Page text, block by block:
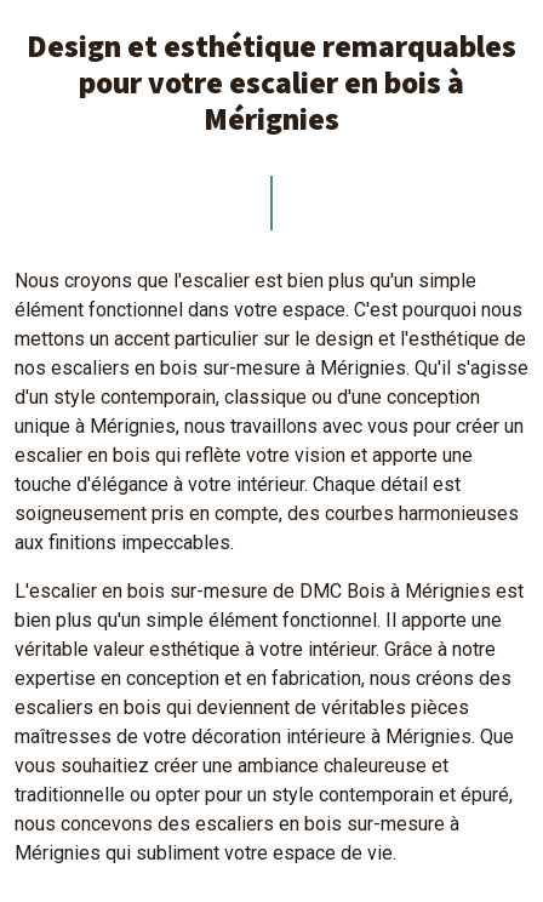
Design et esthétique remarquables
pour votre escalier en bois à
Mérignies
Nous croyons que l'escalier est bien plus qu'un simple
élément fonctionnel dans votre espace. C'est pourquoi nous
mettons un accent particulier sur le design et l'esthétique de
nos escaliers en bois sur-mesure à Mérignies. Qu'il s'agisse
d'un style contemporain, classique ou d'une conception
unique à Mérignies, nous travaillons avec vous pour créer un
escalier en bois qui reflète votre vision et apporte une
touche d'élégance à votre intérieur. Chaque détail est
soigneusement pris en compte, des courbes harmonieuses
aux finitions impeccables.
L'escalier en bois sur-mesure de DMC Bois à Mérignies est
bien plus qu'un simple élément fonctionnel. Il apporte une
véritable valeur esthétique à votre intérieur. Grâce à notre
expertise en conception et en fabrication, nous créons des
escaliers en bois qui deviennent de véritables pièces
maîtresses de votre décoration intérieure à Mérignies. Que
vous souhaitiez créer une ambiance chaleureuse et
traditionnelle ou opter pour un style contemporain et épuré,
nous concevons des escaliers en bois sur-mesure à
Mérignies qui subliment votre espace de vie.